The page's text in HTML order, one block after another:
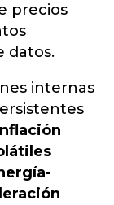
precios
datos.
internas